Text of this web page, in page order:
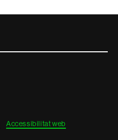
Accessibilitat web